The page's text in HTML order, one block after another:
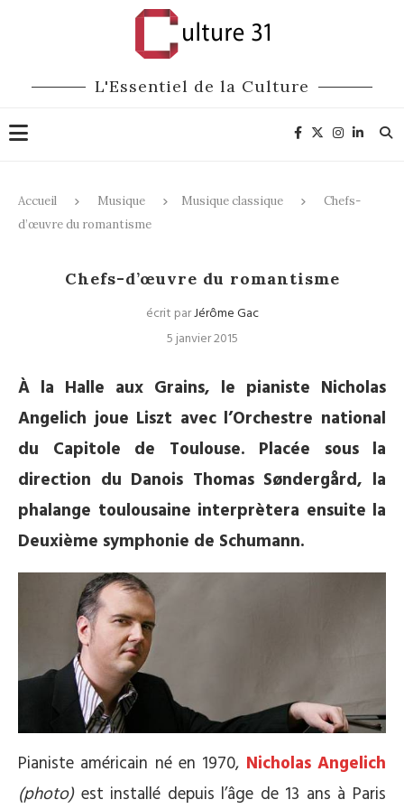
L'Essentiel de la Culture
Accueil Musique Musique classique
Chefs-
d’œuvre du romantisme
Chefs-d’œuvre du romantisme
écrit parJérôme Gac
5 janvier 2015
À la Halle aux Grains, le pianiste Nicholas
Angelich joue Liszt avec l’Orchestre national
du Capitole de Toulouse. Placée sous la
direction du Danois Thomas Søndergård, la
phalange toulousaine interprètera ensuite la
Deuxième symphonie de Schumann.
Pianiste américain né en 1970, Nicholas Angelich
(photo)est installé depuis l’âge de 13 ans à Paris